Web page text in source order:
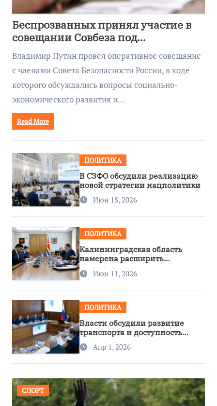
Беспрозванных принял участие в
совещании Совбеза под
руководством Путина
Владимир Путин провёл оперативное совещание
с членами Совета Безопасности России, в ходе
которого обсуждались вопросы социально-
экономического развития и…
Read More
ПОЛИТИКА
В СЗФО обсудили реализацию
новой стратегии нацполитики
Июн 18, 2026
ПОЛИТИКА
Калининградская область
намерена расширить
сотрудничество с Узбекистаном
Июн 11, 2026
ПОЛИТИКА
Власти обсудили развитие
транспорта и доступность
региона
Апр 1, 2026
СПОРТ